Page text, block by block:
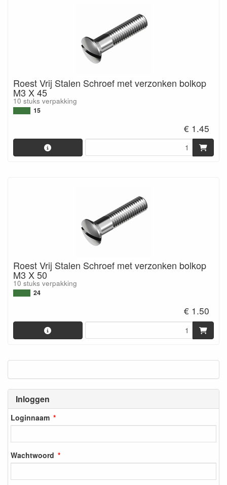
Inloggen
Loginnaam
Wachtwoord
Roest Vrij Stalen Schroef met verzonken bolkop
M3 X 45
10 stuks verpakking
15
€ 1.45
Roest Vrij Stalen Schroef met verzonken bolkop
M3 X 50
10 stuks verpakking
24
€ 1.50